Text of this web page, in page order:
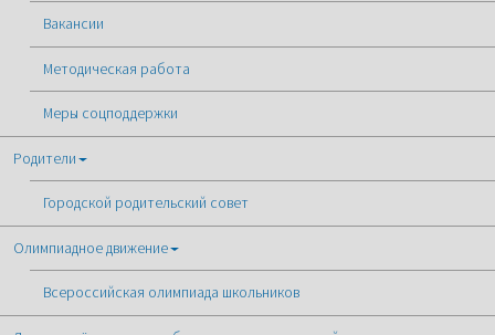
Вакансии
Методическая работа
Меры соцподдержки
Родители
Городской родительский совет
Олимпиадное движение
Всероссийская олимпиада школьников